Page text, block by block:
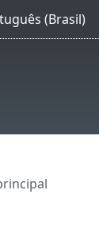
(Brasil)